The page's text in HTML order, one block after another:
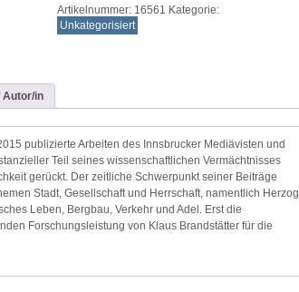
Artikelnummer: 16561 Kategorie:
Unkategorisiert
Autor/in
publizierte Arbeiten des Innsbrucker Mediävisten und
Teil seines wissenschaftlichen Vermächtnisses
gerückt. Der zeitliche Schwerpunkt seiner Beiträge
Stadt, Gesellschaft und Herrschaft, namentlich Herzog
Leben, Bergbau, Verkehr und Adel. Erst die
Forschungsleistung von Klaus Brandstätter für die